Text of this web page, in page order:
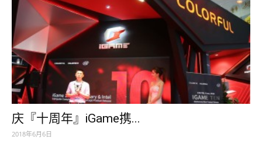
庆『十周年』iGame携...
2018年6月6日